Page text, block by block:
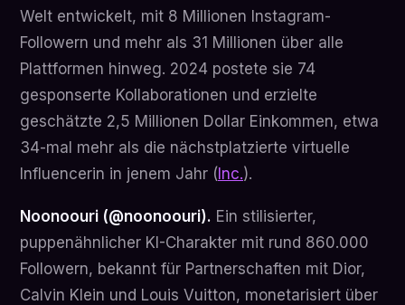
Welt entwickelt, mit 8 Millionen Instagram-
Followern und mehr als 31 Millionen über alle
Plattformen hinweg. 2024 postete sie 74
gesponserte Kollaborationen und erzielte
geschätzte 2,5 Millionen Dollar Einkommen, etwa
34-mal mehr als die nächstplatzierte virtuelle
Influencerin in jenem Jahr ( Inc.).
Noonoouri (@noonoouri). Ein stilisierter,
puppenähnlicher KI-Charakter mit rund 860.000
Followern, bekannt für Partnerschaften mit Dior,
Calvin Klein und Louis Vuitton, monetarisiert über